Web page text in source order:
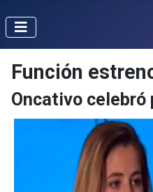
Función
Oncativo